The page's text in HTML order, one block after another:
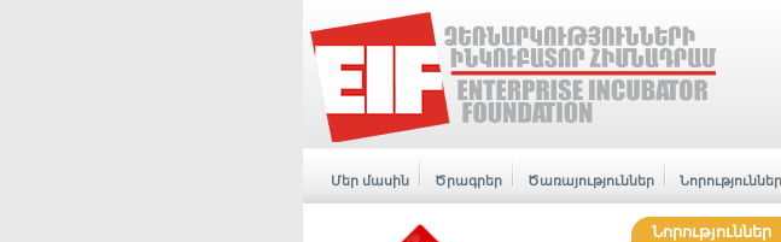
Մեր մասին Ծրագրեր Ծառայություններ Նորություններ
Նորություններ